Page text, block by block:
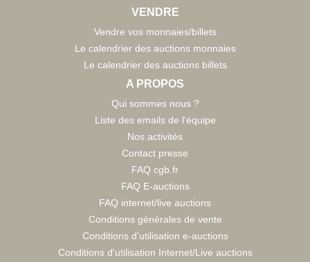
VENDRE
Vendre vos monnaies/billets
Le calendrier des auctions monnaies
Le calendrier des auctions billets
A PROPOS
Qui sommes nous ?
Liste des emails de l'équipe
Nos activités
Contact presse
FAQ cgb.fr
FAQ E-auctions
FAQ internet/live auctions
Conditions générales de vente
Conditions d'utilisation e-auctions
Conditions d'utilisation Internet/Live auctions